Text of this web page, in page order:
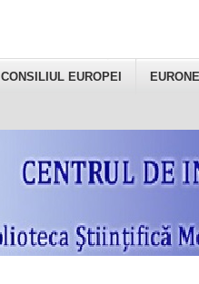
CONSILIUL EUROPEI